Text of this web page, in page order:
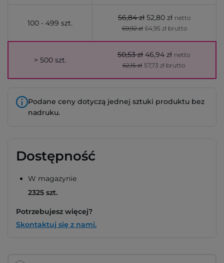
100 - 499 szt.
56,84 zł 52,80 zł netto
69,92 zł 64,95 zł brutto
> 500 szt.
50,53 zł 46,94 zł netto
62,15 zł 57,73 zł brutto
Podane ceny dotyczą jednej sztuki produktu bez
nadruku.
Dostępność
W magazynie
2325 szt.
Potrzebujesz więcej?
Skontaktuj się z nami.